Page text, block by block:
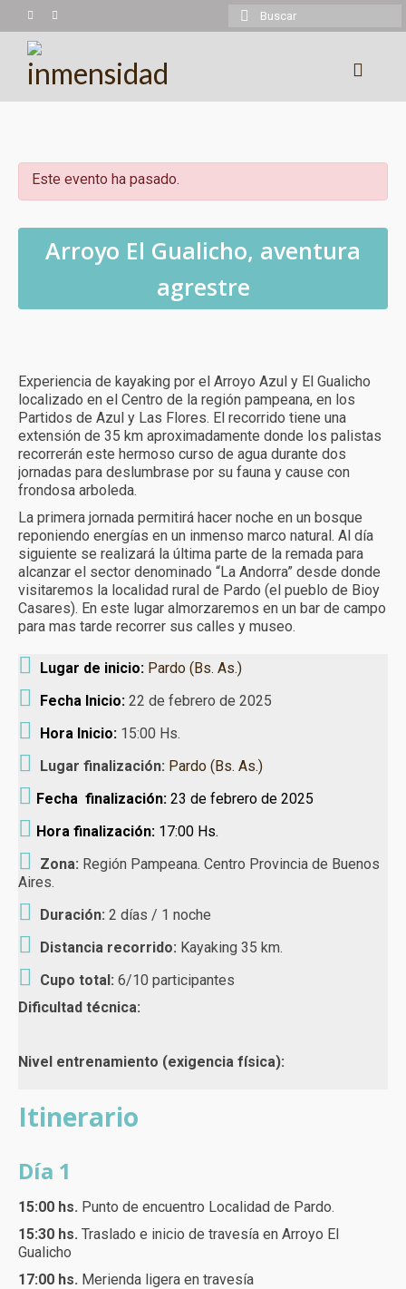
Buscar
por:
Trekking
Montañismo
Cicloturismo
Cabalgatas
Calendario
Turismo receptivo
Turismo educativo
Reservas y condiciones
Contacto
Este evento ha pasado.
Arroyo El Gualicho, aventura
agrestre
Experiencia de kayaking por el Arroyo Azul y El Gualicho
localizado en el Centro de la región pampeana, en los
Partidos de Azul y Las Flores. El recorrido tiene una
extensión de 35 km aproximadamente donde los palistas
recorrerán este hermoso curso de agua durante dos
jornadas para deslumbrase por su fauna y cause con
frondosa arboleda.
La primera jornada permitirá hacer noche en un bosque
reponiendo energías en un inmenso marco natural. Al día
siguiente se realizará la última parte de la remada para
alcanzar el sector denominado “La Andorra” desde donde
visitaremos la localidad rural de Pardo (el pueblo de Bioy
Casares). En este lugar almorzaremos en un bar de campo
para mas tarde recorrer sus calles y museo.
Lugar de inicio: Pardo (Bs. As.)
Fecha Inicio: 22 de febrero de 2025
Hora Inicio: 15:00 Hs.
Lugar finalización: Pardo (Bs. As.)
Fecha finalización: 23 de febrero de 2025
Hora finalización: 17:00 Hs.
Zona: Región Pampeana. Centro Provincia de Buenos
Aires.
Duración: 2 días / 1 noche
Distancia recorrido: Kayaking 35 km.
Cupo total: 6/10 participantes
Dificultad técnica:
Nivel entrenamiento (exigencia física):
Itinerario
Día 1
15:00 hs. Punto de encuentro Localidad de Pardo.
15:30 hs. Traslado e inicio de travesía en Arroyo El
Gualicho
17:00 hs. Merienda ligera en travesía